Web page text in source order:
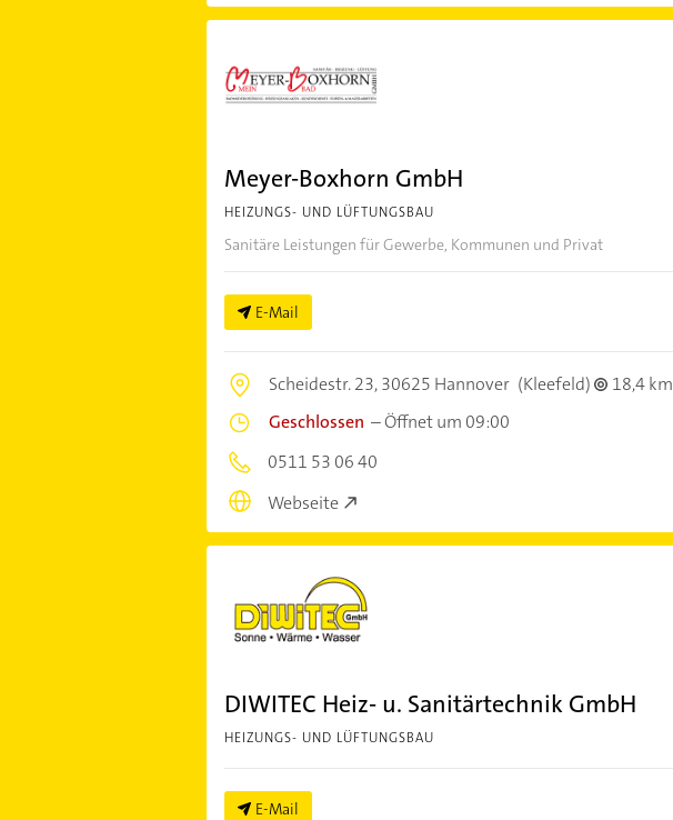
Meyer-Boxhorn GmbH
HEIZUNGS- UND LÜFTUNGSBAU
Sanitäre Leistungen für Gewerbe, Kommunen und Privat
E-Mail
Scheidestr. 23,30625 Hannover (Kleefeld)
18,4 km
Geschlossen –Öffnet um 09:00
0511 53 06 40
Webseite
DIWITEC Heiz- u. Sanitärtechnik GmbH
HEIZUNGS- UND LÜFTUNGSBAU
E-Mail